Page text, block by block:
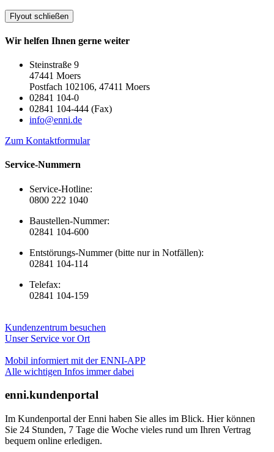
Flyout schließen
Wir helfen Ihnen gerne weiter
Steinstraße 9
47441 Moers
Postfach 102106, 47411 Moers
02841 104-0
02841 104-444 (Fax)
info@enni.de
Zum Kontaktformular
Service-Nummern
Service-Hotline:
0800 222 1040
Baustellen-Nummer:
02841 104-600
Entstörungs-Nummer (bitte nur in Notfällen):
02841 104-114
Telefax:
02841 104-159
Kundenzentrum besuchen
Unser Service vor Ort
Mobil informiert mit der ENNI-APP
Alle wichtigen Infos immer dabei
enni.kundenportal
Im Kundenportal der Enni haben Sie alles im Blick. Hier können
Sie 24 Stunden, 7 Tage die Woche vieles rund um Ihren Vertrag
bequem online erledigen.